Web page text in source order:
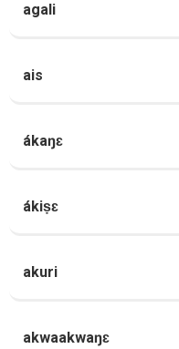
agali
ais
ákaŋɛ
ákiṣɛ
akuri
akwaakwaŋɛ